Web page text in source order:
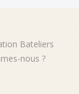
Bateliers
nous ?